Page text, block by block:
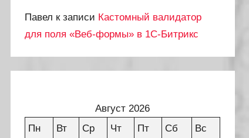
Павел к записи Кастомный валидатор
для поля «Веб-формы» в 1С-Битрикс
Август 2026
Пн
Вт Ср Чт Пт Сб
Вс